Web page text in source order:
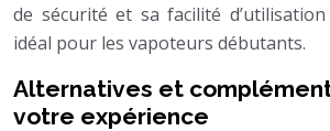
de sécurité et sa facilité
idéal pour les vapoteurs débutants.
Alternatives et
votre expérience